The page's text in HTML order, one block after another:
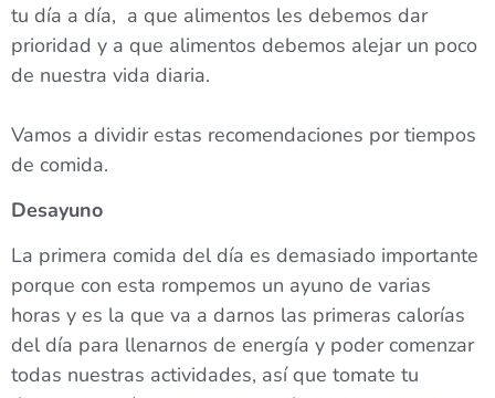
tu día a día, a que alimentos les debemos dar
prioridad y a que alimentos debemos alejar un poco
de nuestra vida diaria.
Vamos a dividir estas recomendaciones por tiempos
de comida.
Desayuno
La primera comida del día es demasiado importante
porque con esta rompemos un ayuno de varias
horas y es la que va a darnos las primeras calorías
del día para llenarnos de energía y poder comenzar
todas nuestras actividades, así que tomate tu